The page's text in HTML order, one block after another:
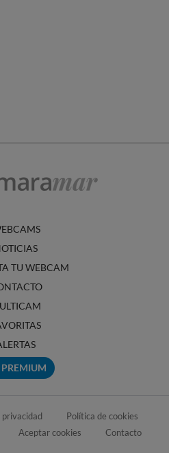
TU WEBCAM
PREMIUM
Política de cookies
Aceptar cookies Contacto